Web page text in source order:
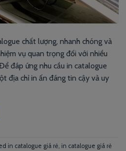
chất lượng, nhanh chóng và
vụ quan trọng đối với nhiều
đáp ứng nhu cầu in catalogue
địa chỉ in ấn đáng tin cậy và uy
in catalogue giá rẻ in catalogue giá rẻ